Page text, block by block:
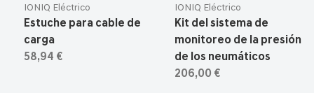
IONIQ Eléctrico
Estuche para cable de
carga
58,94 €
IONIQ Eléctrico
Kit del sistema de
monitoreo de la presión
de los neumáticos
206,00 €